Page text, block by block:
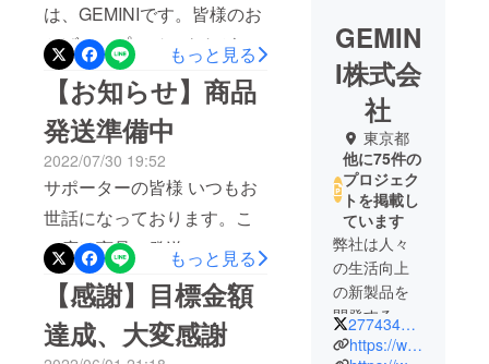
は、GEMINIです。皆様のお
かげで、プロジェクトが大
成功で終了いたしました！
誠にありがとうございま
す。本製品は弊社の公式サ
イトで一般販売を開始して
おります。お買い逃した
方、本製品にご興味ありま
す方がいらっしゃいました
ら、よろしければぜひ弊社
の公式サイトでご覧くださ
い。https://www.gemini-
もっと見る
【お知らせ】商品
発送準備中
2022/07/30 19:52
サポーターの皆様 いつもお
世話になっております。こ
の度は商品の発送につい
て、ご報告をいたします。
商品は既に生産完了とな
り、現在は発送準備中で来
もっと見る
【感謝】目標金額
達成、大変感謝
GEMIN
I株式会
社
東京都
他に75件の
プロジェク
トを掲載し
ています
弊社は人々
の生活向上
の新製品を
開発するた
めに設立し
277434286
https://www.youtube.com/channel/UCsr-Q3BcBZGi5R_Am5ueo6A/featured